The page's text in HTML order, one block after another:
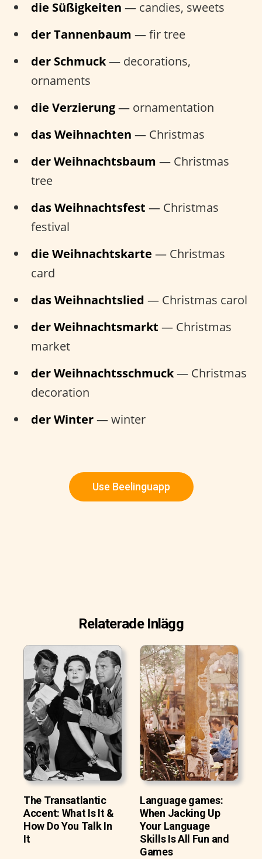
die Süßigkeiten — candies, sweets
der Tannenbaum — fir tree
der Schmuck— decorations,
ornaments
die Verzierung— ornamentation
das Weihnachten — Christmas
der Weihnachtsbaum — Christmas
tree
das Weihnachtsfest — Christmas
festival
die Weihnachtskarte — Christmas
card
das Weihnachtslied — Christmas carol
der Weihnachtsmarkt — Christmas
market
der Weihnachtsschmuck— Christmas
decoration
der Winter— winter
Use Beelinguapp
Relaterade Inlägg
The Transatlantic
Accent: What Is It &
How Do You Talk In
It
Language games:
When Jacking Up
Your Language
Skills Is All Fun and
Games